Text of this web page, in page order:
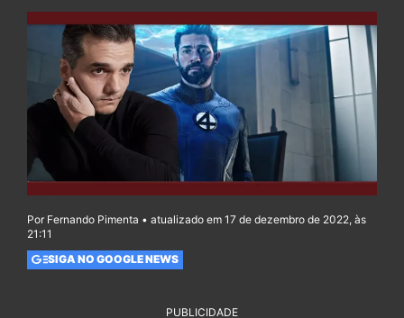
Por Fernando Pimenta • atualizado em 17 de dezembro de 2022, às
21:11
SIGA NO GOOGLE NEWS
PUBLICIDADE